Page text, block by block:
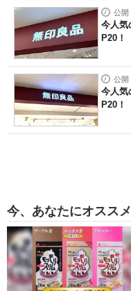
公開
今人気
P20！
公開
今人気
P20
今、あなたにオススメ